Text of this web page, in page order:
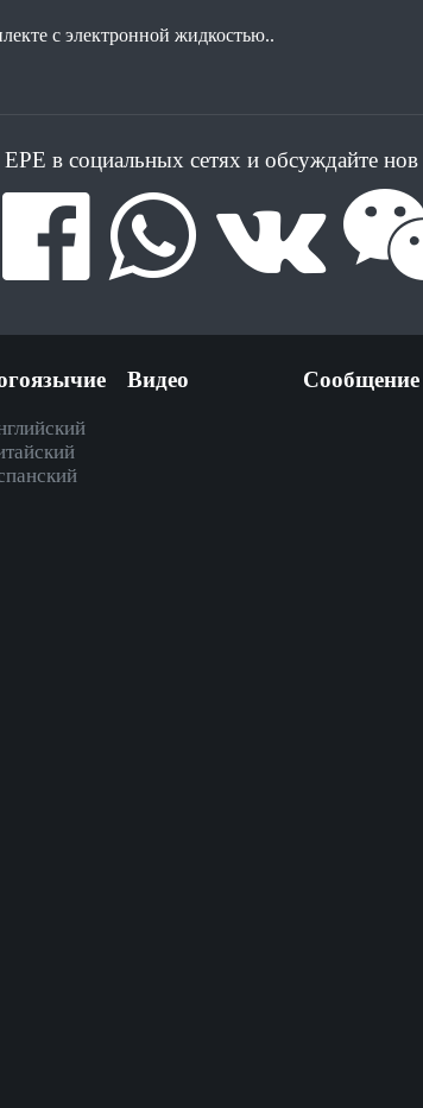
с электронной жидкостью..
EPE в социальных сетях и обсуждайте нов
Видео Сообщение